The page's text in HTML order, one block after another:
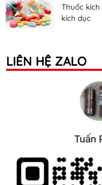
Thuốc
kích dục
LIÊN HỆ ZALO